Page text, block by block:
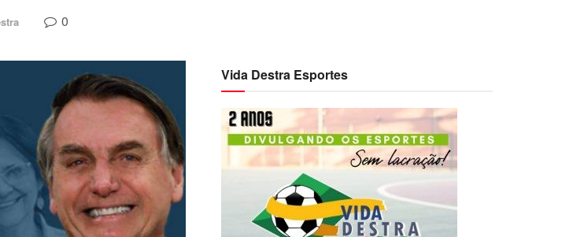
0
Vida Destra Esportes